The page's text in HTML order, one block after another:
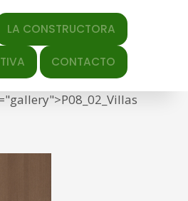
05-
Nevada.jpg" title="Link to